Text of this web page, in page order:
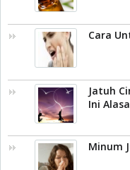
Cara
Jatuh
Ini
Minum